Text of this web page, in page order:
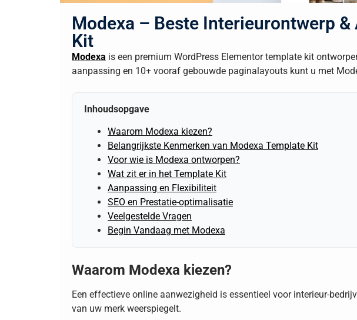
Modexa – Beste Interieurontwerp
Kit
Modexa is een premium WordPress Elementor template kit
aanpassing en 10+ vooraf gebouwde paginalayouts kunt u met
Inhoudsopgave
Waarom Modexa kiezen?
Belangrijkste Kenmerken van Modexa Template Kit
Voor wie is Modexa ontworpen?
Wat zit er in het Template Kit
Aanpassing en Flexibiliteit
SEO en Prestatie-optimalisatie
Veelgestelde Vragen
Begin Vandaag met Modexa
Waarom Modexa kiezen?
Een effectieve online aanwezigheid is essentieel voor interieur-
van uw merk weerspiegelt.